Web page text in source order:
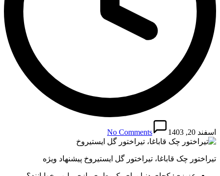
اسفند 20, 1403 No Comments
تیراختور چک قاباغا، تیراختور گل ایستیروخ پیشنهاد ویژه